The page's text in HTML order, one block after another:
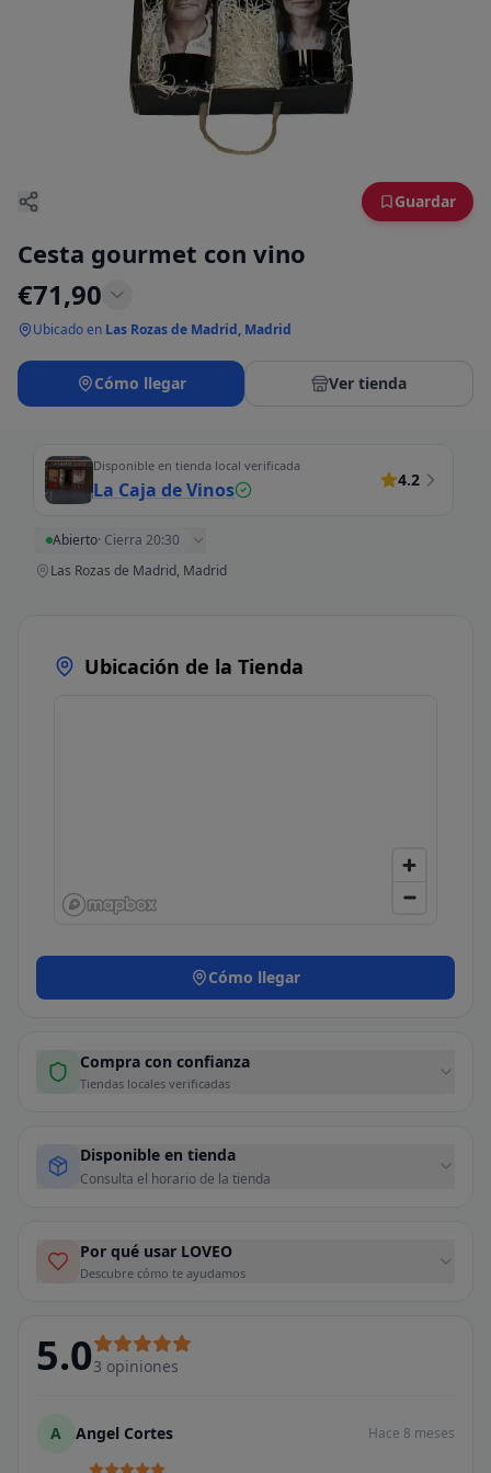
Guardar
Cesta gourmet con vino
€71,90
Ubicado en Las Rozas de Madrid, Madrid
Cómo llegar Ver tienda
Disponible en tienda local verificada
La Caja de Vinos 4.2
Abierto· Cierra 20:30
Las Rozas de Madrid, Madrid
Ubicación de la Tienda
Cómo llegar
Compra con confianza
Tiendas locales verificadas
Disponible en tienda
Consulta el horario de la tienda
Por qué usar LOVEO
Descubre cómo te ayudamos
5.03 opiniones
A Angel Cortes Hace 8 meses